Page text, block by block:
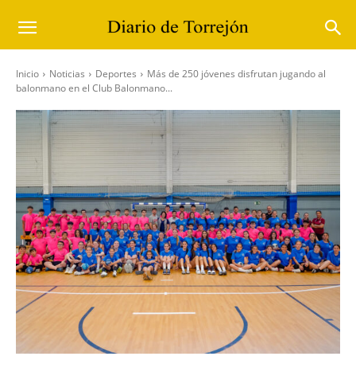
Inicio Noticias Deportes
Más de 250 jóvenes disfrutan jugando al
balonmano en el Club Balonmano...